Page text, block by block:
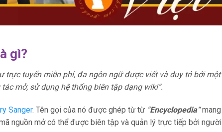
gì?
trực tuyến miễn phí, đa ngôn ngữ được viết và duy trì bởi một
mở, sử dụng hệ thống biên tập dạng wiki”.
Sanger. Tên gọi của nó được ghép từ từ “Encyclopedia“mang
nguồn mở có thể được biên tập và quản lý trực tiếp bởi người